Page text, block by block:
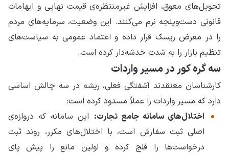
تحویل‌های معوق، افزایش غیرمنتظره‌ی قیمت نهایی و ابهامات
قانونی دست‌وپنجه نرم می‌کنند. این وضعیت، سرمایه‌های مردم
را در معرض ریسک قرار داده و اعتماد عمومی به سیاست‌های
تنظیم بازار را به شدت خدشه‌دار کرده است.
سه گره کور در مسیر واردات
کارشناسان معتقدند آشفتگی فعلی، ریشه در سه چالش اساسی
دارد که مسیر واردات را عملاً مسدود کرده است:
اختلال‌های سامانه جامع تجارت: این سامانه که دروازه‌ی
اصلی ثبت سفارش است، با اختلال‌های مکرر، روند ثبت
درخواست‌ها را فلج کرده و اولین مانع را پیش پای